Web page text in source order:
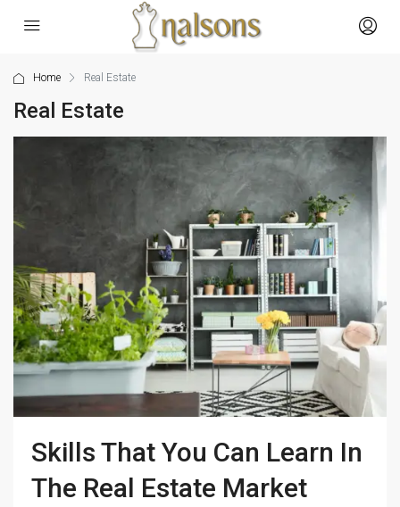
Home Real Estate
Real Estate
Skills That You Can Learn In
The Real Estate Market